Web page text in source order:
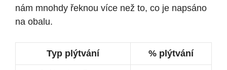
nám mnohdy řeknou více než to, co je napsáno
na obalu.
Typ plýtvání % plýtvání